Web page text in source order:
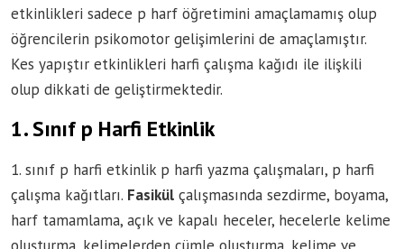
etkinlikleri sadece p harf öğretimini amaçlamamış olup
öğrencilerin psikomotor gelişimlerini de amaçlamıştır.
Kes yapıştır etkinlikleri harfi çalışma kağıdı ile ilişkili
olup dikkati de geliştirmektedir.
1. Sınıf p Harfi Etkinlik
1. sınıf p harfi etkinlik p harfi yazma çalışmaları, p harfi
çalışma kağıtları. Fasikül çalışmasında sezdirme, boyama,
harf tamamlama, açık ve kapalı heceler, hecelerle kelime